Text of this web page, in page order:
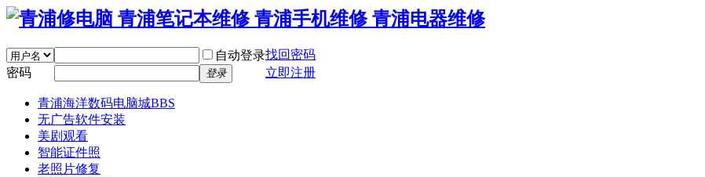
自动登录找回密码
密码
登录 立即注册
青浦海洋数码电脑城BBS
无广告软件安装
美剧观看
智能证件照
老照片修复